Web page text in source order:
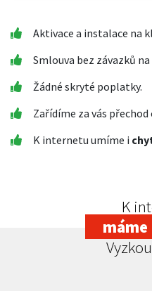
Aktivace a instalace na
Smlouva bez závazků
Žádné skryté poplatky.
Zařídíme za vás
K internetu umíme i
K